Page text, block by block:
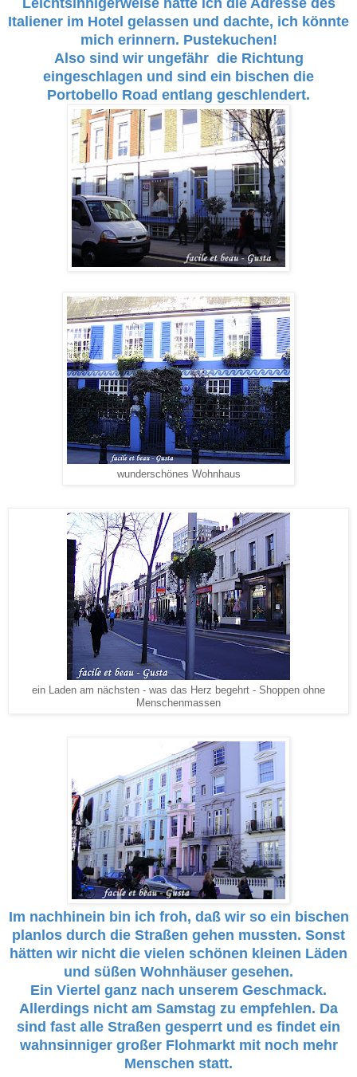
Italiener im Hotel gelassen und dachte, ich könnte
mich erinnern. Pustekuchen!
Also sind wir ungefähr die Richtung
eingeschlagen und sind ein bischen die
Portobello Road entlang geschlendert.
wunderschönes Wohnhaus
ein Laden am nächsten - was das Herz begehrt - Shoppen ohne
Menschenmassen
Im nachhinein bin ich froh, daß wir so ein bischen
planlos durch die Straßen gehen mussten. Sonst
hätten wir nicht die vielen schönen kleinen Läden
und süßen Wohnhäuser gesehen.
Ein Viertel ganz nach unserem Geschmack.
Allerdings nicht am Samstag zu empfehlen. Da
sind fast alle Straßen gesperrt und es findet ein
wahnsinniger großer Flohmarkt mit noch mehr
Menschen statt.